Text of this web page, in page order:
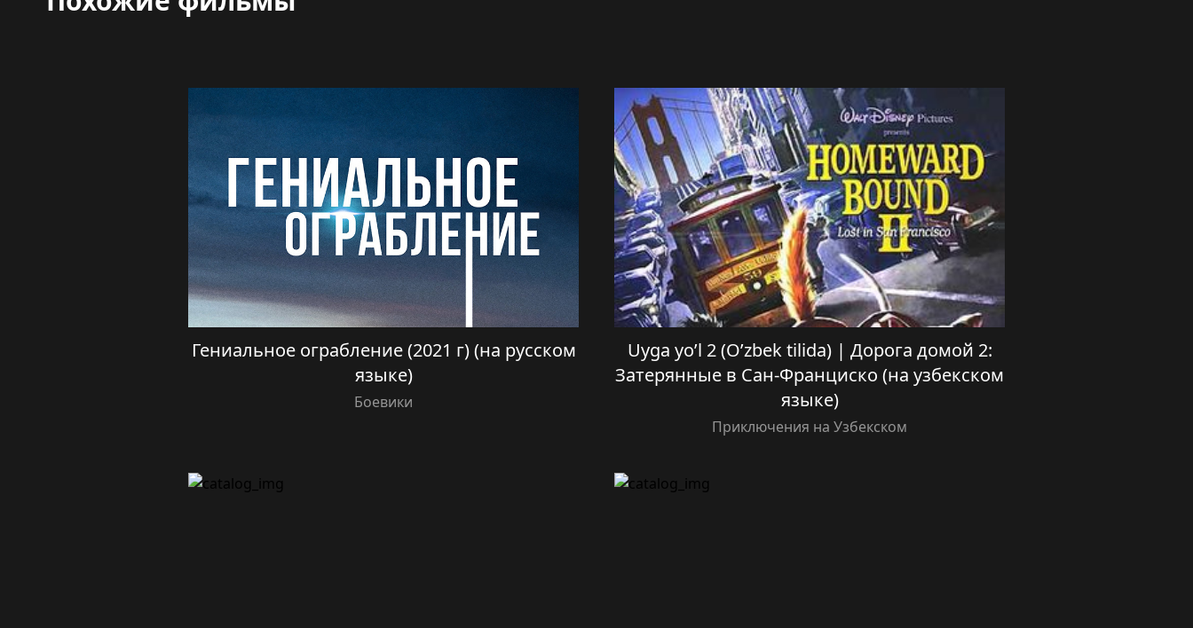
Гениальное ограбление (2021 г) (на русском
языке)
Боевики
Uyga yo’l 2 (O’zbek tilida) | Дорога домой 2:
Затерянные в Сан-Франциско (на узбекском
языке)
Приключения на Узбекском